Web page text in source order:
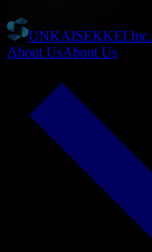
UNKAISEKKEI Inc.
About UsAbout Us